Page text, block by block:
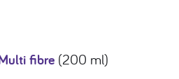
fibre (200 ml)